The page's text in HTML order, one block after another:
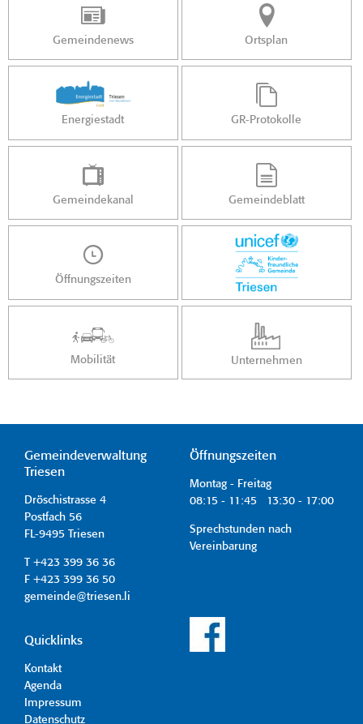
Gemeindenews Ortsplan
Energiestadt GR-Protokolle
Gemeindekanal Gemeindeblatt
Öffnungszeiten
Mobilität Unternehmen
Gemeindeverwaltung
Triesen
Dröschistrasse 4
Postfach 56
FL-9495 Triesen
T +423 399 36 36
F +423 399 36 50
gemeinde@triesen.li
Öffnungszeiten
Montag - Freitag
08:15 - 11:45 13:30 - 17:00
Sprechstunden nach
Vereinbarung
Quicklinks
Kontakt
Agenda
Impressum
Datenschutz